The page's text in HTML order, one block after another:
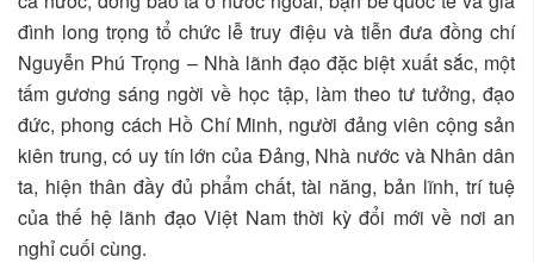
đình long trọng tổ chức lễ truy điệu và tiễn đưa đồng chí
Nguyễn Phú Trọng – Nhà lãnh đạo đặc biệt xuất sắc, một
tấm gương sáng ngời về học tập, làm theo tư tưởng, đạo
đức, phong cách Hồ Chí Minh, người đảng viên cộng sản
kiên trung, có uy tín lớn của Đảng, Nhà nước và Nhân dân
ta, hiện thân đầy đủ phẩm chất, tài năng, bản lĩnh, trí tuệ
của thế hệ lãnh đạo Việt Nam thời kỳ đổi mới về nơi an
nghỉ cuối cùng.